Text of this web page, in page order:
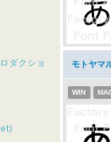
ダクショ
モトヤマ
WIN